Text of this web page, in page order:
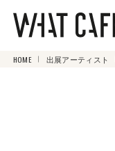
HOME 出展アーティスト